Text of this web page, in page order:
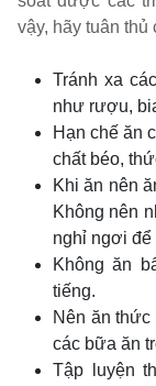
vậy, hãy tuân thủ
Tránh xa
như rượu,
Hạn chế ăn
chất béo,
Khi ăn nên
Không nên
nghỉ ngơi để
Không ăn
tiếng.
Nên ăn thức
các bữa ăn
Tập luyện